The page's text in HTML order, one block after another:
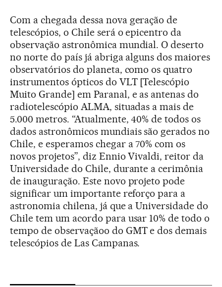
Com a chegada dessa nova geração de
telescópios, o Chile será o epicentro da
observação astronômica mundial. O deserto
no norte do país já abriga alguns dos maiores
observatórios do planeta, como os quatro
instrumentos ópticos do VLT [Telescópio
Muito Grande] em Paranal, e as antenas do
radiotelescópio ALMA, situadas a mais de
5.000 metros. “Atualmente, 40% de todos os
dados astronômicos mundiais são gerados no
Chile, e esperamos chegar a 70% com os
novos projetos”, diz Ennio Vivaldi, reitor da
Universidade do Chile, durante a cerimônia
de inauguração. Este novo projeto pode
significar um importante reforço para a
astronomia chilena, já que a Universidade do
Chile tem um acordo para usar 10% de todo o
tempo de observaçãoo do GMT e dos demais
telescópios de Las Campanas.